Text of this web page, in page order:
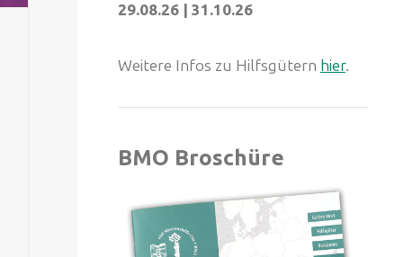
29.08.26 | 31.10.26
Weitere Infos zu Hilfsgütern hier.
BMO Broschüre